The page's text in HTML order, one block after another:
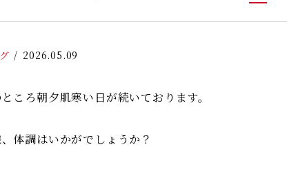
2026.05.09
ころ朝夕肌寒い日が続いております。
体調はいかがでしょうか？